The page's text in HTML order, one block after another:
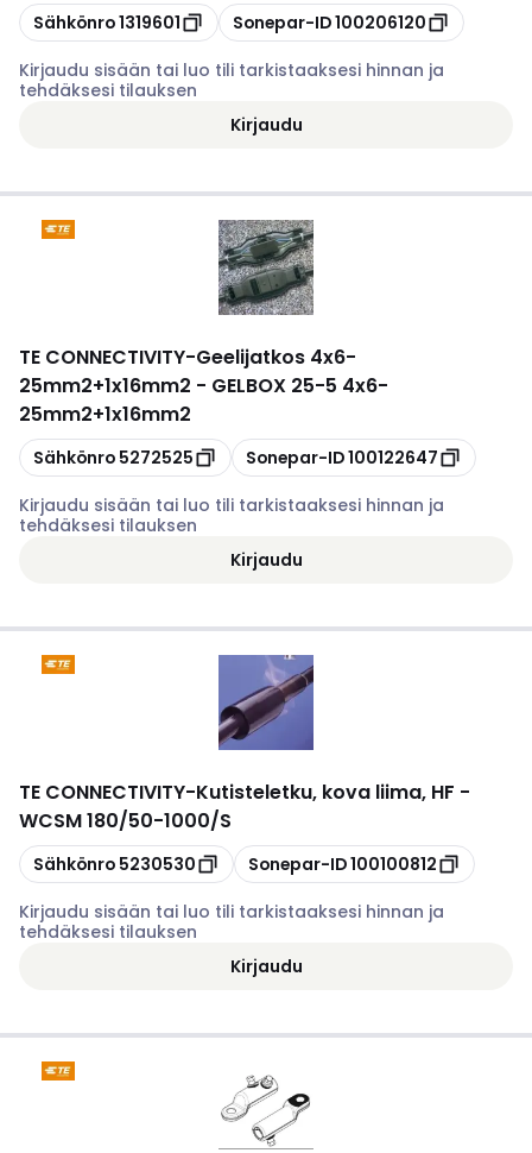
Kopioi
Sähkönro1319601 Kopioi
Sonepar-ID100206120
Kirjaudu sisään tai luo tili tarkistaaksesi hinnan ja
tehdäksesi tilauksen
Kirjaudu
TE CONNECTIVITY-Geelijatkos 4x6-
25mm2+1x16mm2 - GELBOX 25-5 4x6-
25mm2+1x16mm2
Kopioi
Sähkönro 5272525 Kopioi
Sonepar-ID100122647
Kirjaudu sisään tai luo tili tarkistaaksesi hinnan ja
tehdäksesi tilauksen
Kirjaudu
TE CONNECTIVITY-Kutisteletku, kova liima, HF -
WCSM 180/50-1000/S
Kopioi
Sähkönro 5230530 Kopioi
Sonepar-ID100100812
Kirjaudu sisään tai luo tili tarkistaaksesi hinnan ja
tehdäksesi tilauksen
Kirjaudu